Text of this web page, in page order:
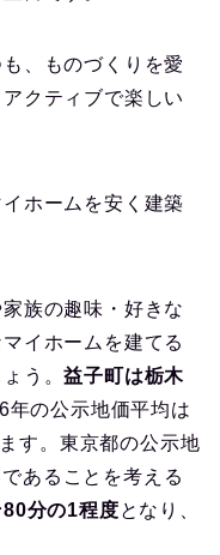
、ものづくりを愛
クティブで楽しい
ホームを安く建築
族の趣味・好きな
イホームを建てる
う。益子町は栃木
年の公示地価平均は
す。東京都の公示地
あることを考える
分の1程度となり、